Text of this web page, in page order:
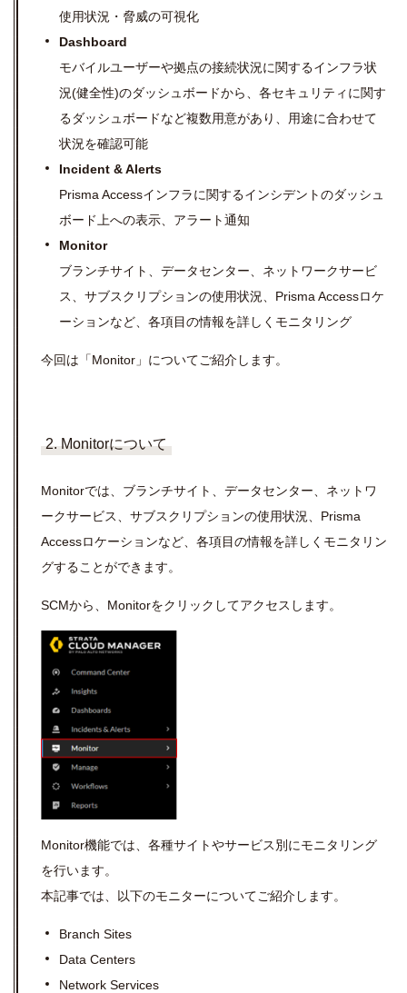
使用状況・脅威の可視化
Dashboard
モバイルユーザーや拠点の接続状況に関するインフラ状
況(健全性)のダッシュボードから、各セキュリティに関す
るダッシュボードなど複数用意があり、用途に合わせて
状況を確認可能
Incident & Alerts
Prisma Accessインフラに関するインシデントのダッシュ
ボード上への表示、アラート通知
Monitor
ブランチサイト、データセンター、ネットワークサービ
ス、サブスクリプションの使用状況、Prisma Accessロケ
ーションなど、各項目の情報を詳しくモニタリング
今回は「Monitor」についてご紹介します。
2. Monitorについて
Monitorでは、ブランチサイト、データセンター、ネットワ
ークサービス、サブスクリプションの使用状況、Prisma
Accessロケーションなど、各項目の情報を詳しくモニタリン
グすることができます。
SCMから、Monitorをクリックしてアクセスします。
Monitor機能では、各種サイトやサービス別にモニタリング
を行います。
本記事では、以下のモニターについてご紹介します。
Branch Sites
Data Centers
Network Services